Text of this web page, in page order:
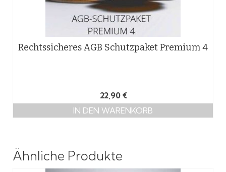
Rechtssicheres AGB Schutzpaket Premium 4
22,90 €
IN DEN WARENKORB
Ähnliche Produkte